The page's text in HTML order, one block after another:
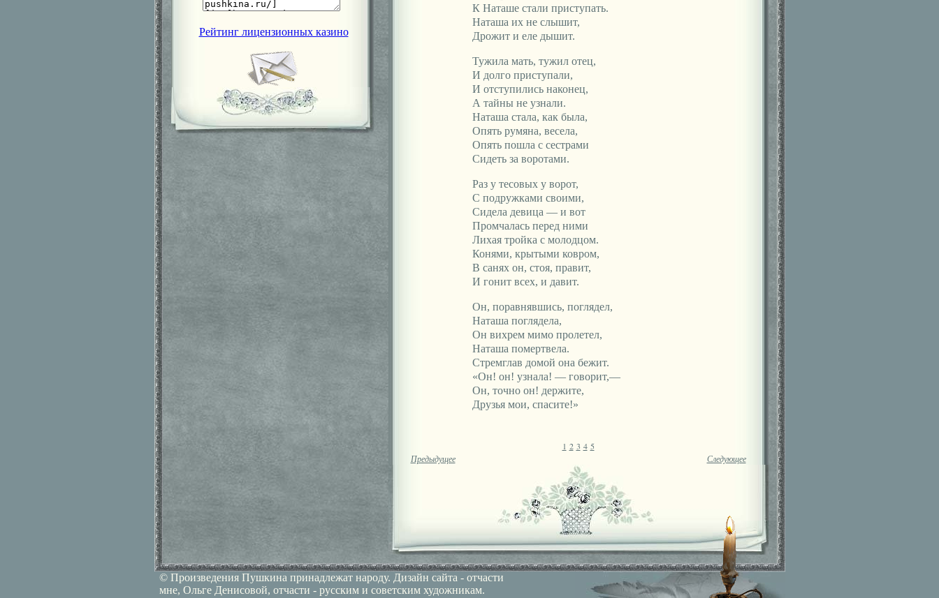
Рейтинг лицензионных казино
К Наташе стали приступать.
Наташа их не слышит,
Дрожит и еле дышит.
Тужила мать, тужил отец,
И долго приступали,
И отступились наконец,
А тайны не узнали.
Наташа стала, как была,
Опять румяна, весела,
Опять пошла с сестрами
Сидеть за воротами.
Раз у тесовых у ворот,
С подружками своими,
Сидела девица — и вот
Промчалась перед ними
Лихая тройка с молодцом.
Конями, крытыми ковром,
В санях он, стоя, правит,
И гонит всех, и давит.
Он, поравнявшись, поглядел,
Наташа поглядела,
Он вихрем мимо пролетел,
Наташа помертвела.
Стремглав домой она бежит.
«Он! он! узнала! — говорит,—
Он, точно он! держите,
Друзья мои, спасите!»
1 2 3 4 5
Предыдущее Следующее
© Произведения Пушкина принадлежат народу. Дизайн сайта - отчасти
мне, Ольге Денисовой, отчасти - русским и советским художникам.